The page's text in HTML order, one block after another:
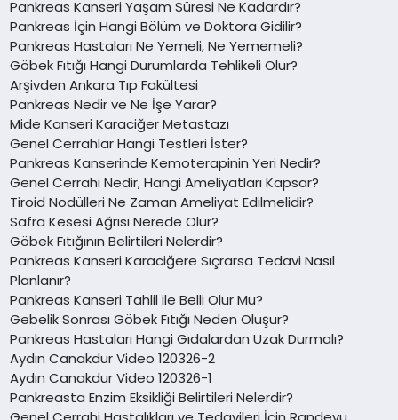
Pankreas Kanseri Yaşam Süresi Ne Kadardır?
Pankreas İçin Hangi Bölüm ve Doktora Gidilir?
Pankreas Hastaları Ne Yemeli, Ne Yememeli?
Göbek Fıtığı Hangi Durumlarda Tehlikeli Olur?
Arşivden Ankara Tıp Fakültesi
Pankreas Nedir ve Ne İşe Yarar?
Mide Kanseri Karaciğer Metastazı
Genel Cerrahlar Hangi Testleri İster?
Pankreas Kanserinde Kemoterapinin Yeri Nedir?
Genel Cerrahi Nedir, Hangi Ameliyatları Kapsar?
Tiroid Nodülleri Ne Zaman Ameliyat Edilmelidir?
Safra Kesesi Ağrısı Nerede Olur?
Göbek Fıtığının Belirtileri Nelerdir?
Pankreas Kanseri Karaciğere Sıçrarsa Tedavi Nasıl
Planlanır?
Pankreas Kanseri Tahlil ile Belli Olur Mu?
Gebelik Sonrası Göbek Fıtığı Neden Oluşur?
Pankreas Hastaları Hangi Gıdalardan Uzak Durmalı?
Aydın Canakdur Video 120326-2
Aydın Canakdur Video 120326-1
Pankreasta Enzim Eksikliği Belirtileri Nelerdir?